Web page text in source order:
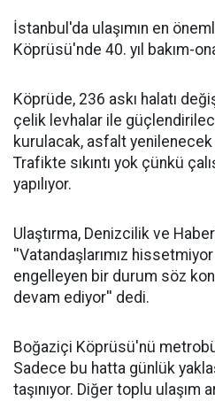
İstanbul'da ulaşımın en
Köprüsü'nde 40. yıl bakım-
Köprüde, 236 askı halatı
çelik levhalar ile
kurulacak, asfalt
Trafikte sıkıntı yok çünkü
yapılıyor.
Ulaştırma, Denizcilik ve
''Vatandaşlarımız
engelleyen bir durum söz
devam ediyor'' dedi.
Boğaziçi Köprüsü'nü
Sadece bu hatta günlük
taşınıyor. Diğer toplu ulaşım